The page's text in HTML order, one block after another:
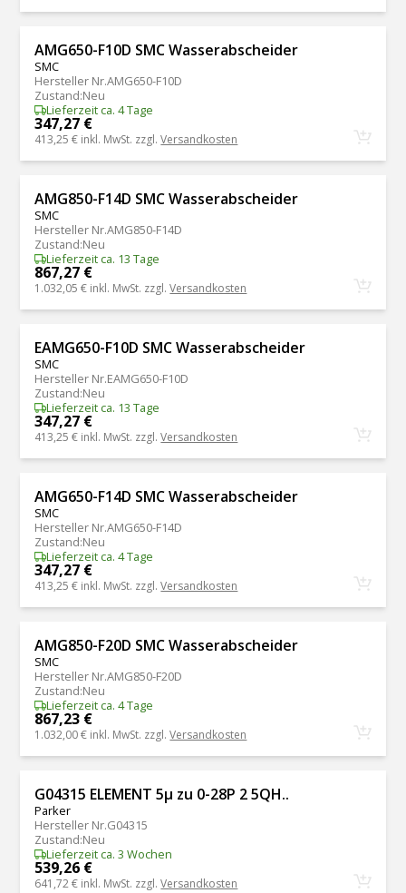
AMG650-F10D SMC Wasserabscheider
SMC
Hersteller Nr.AMG650-F10D
Zustand:Neu
Lieferzeit ca. 4 Tage
347,27 €
413,25 € inkl. MwSt. zzgl.Versandkosten
AMG850-F14D SMC Wasserabscheider
SMC
Hersteller Nr.AMG850-F14D
Zustand:Neu
Lieferzeit ca. 13 Tage
867,27 €
1.032,05 € inkl. MwSt. zzgl.Versandkosten
EAMG650-F10D SMC Wasserabscheider
SMC
Hersteller Nr.EAMG650-F10D
Zustand:Neu
Lieferzeit ca. 13 Tage
347,27 €
413,25 € inkl. MwSt. zzgl.Versandkosten
AMG650-F14D SMC Wasserabscheider
SMC
Hersteller Nr.AMG650-F14D
Zustand:Neu
Lieferzeit ca. 4 Tage
347,27 €
413,25 € inkl. MwSt. zzgl.Versandkosten
AMG850-F20D SMC Wasserabscheider
SMC
Hersteller Nr.AMG850-F20D
Zustand:Neu
Lieferzeit ca. 4 Tage
867,23 €
1.032,00 € inkl. MwSt. zzgl.Versandkosten
G04315 ELEMENT 5µ zu 0-28P 2 5QH..
Parker
Hersteller Nr.G04315
Zustand:Neu
Lieferzeit ca. 3 Wochen
539,26 €
641,72 € inkl. MwSt. zzgl.Versandkosten